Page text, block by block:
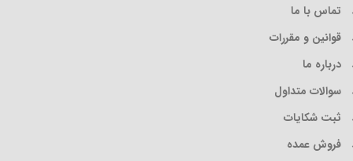
تماس با ما
قوانین و مقررات
درباره ما
سوالات متداول
ثبت شکایات
فروش عمده